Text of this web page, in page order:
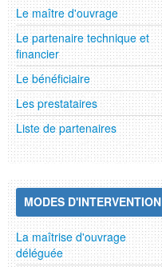
Le maître d'ouvrage
Le partenaire technique et
financier
Le bénéficiaire
Les prestataires
Liste de partenaires
MODES D'INTERVENTION
La maîtrise d'ouvrage
déléguée